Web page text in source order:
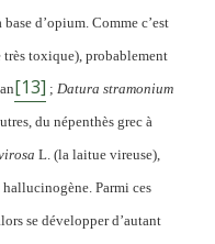
d’opium. Comme c’est
très toxique), probablement
[13] ; Datura stramonium
du népenthès grec à
L. (la laitue vireuse),
Parmi ces
se développer d’autant